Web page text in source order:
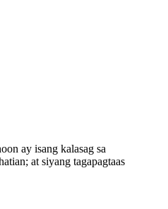
ay isang kalasag sa
at siyang tagapagtaas